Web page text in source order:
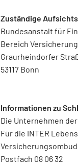
Zuständige
Bundesanstalt für
Bereich
Graurheindorfer
53117 Bonn
Informationen zu
Die Unternehmen
Für die INTER
Postfach 08 06 32